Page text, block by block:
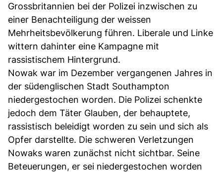
Grossbritannien bei der Polizei inzwischen zu
einer Benachteiligung der weissen
Mehrheitsbevölkerung führen. Liberale und Linke
wittern dahinter eine Kampagne mit
rassistischem Hintergrund.
Nowak war im Dezember vergangenen Jahres in
der südenglischen Stadt Southampton
niedergestochen worden. Die Polizei schenkte
jedoch dem Täter Glauben, der behauptete,
rassistisch beleidigt worden zu sein und sich als
Opfer darstellte. Die schweren Verletzungen
Nowaks waren zunächst nicht sichtbar. Seine
Beteuerungen, er sei niedergestochen worden